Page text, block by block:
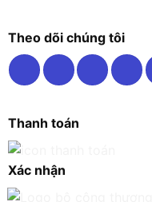
Theo dõi chúng tôi
Thanh toán
Xác nhận